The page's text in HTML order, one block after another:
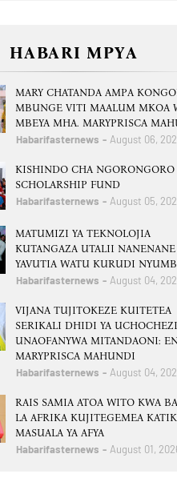
HABARI MPYA
MARY CHATANDA AMPA
MBUNGE VITI MAALUM MKOA
MBEYA MHA. MARYPRISCA
Habarifasternews August 06,
KISHINDO CHA NGORONGORO
SCHOLARSHIP FUND
Habarifasternews August 05,
MATUMIZI YA TEKNOLOJIA
KUTANGAZA UTALII NANENANE
YAVUTIA WATU KURUDI
Habarifasternews August 04,
VIJANA TUJITOKEZE KUITETEA
SERIKALI DHIDI YA UCHOCHEZI
UNAOFANYWA MITANDAONI:
MARYPRISCA MAHUNDI
Habarifasternews August 04,
RAIS SAMIA ATOA WITO KWA
LA AFRIKA KUJITEGEMEA
MASUALA YA AFYA
Habarifasternews August 01,